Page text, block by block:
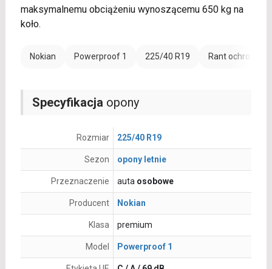
maksymalnemu obciążeniu wynoszącemu 650 kg na
koło.
Nokian Powerproof 1 225/40 R19 Rant ochronny
Specyfikacja opony
Rozmiar 225/40 R19
Sezon opony letnie
Przeznaczenie auta osobowe
Producent Nokian
Klasa premium
Model Powerproof 1